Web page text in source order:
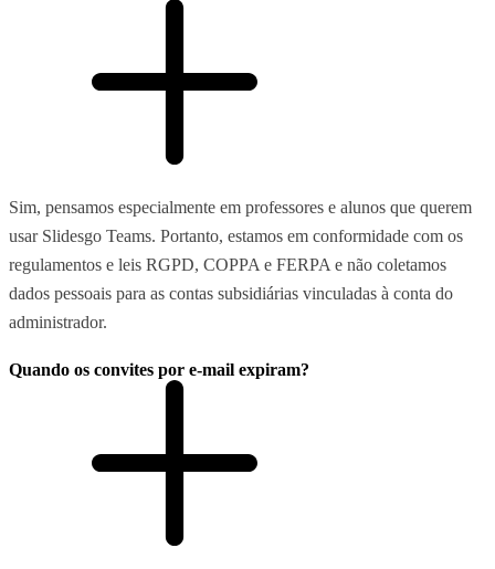
Sim, pensamos especialmente em professores e alunos que querem
usar Slidesgo Teams. Portanto, estamos em conformidade com os
regulamentos e leis RGPD, COPPA e FERPA e não coletamos
dados pessoais para as contas subsidiárias vinculadas à conta do
administrador.
Quando os convites por e-mail expiram?